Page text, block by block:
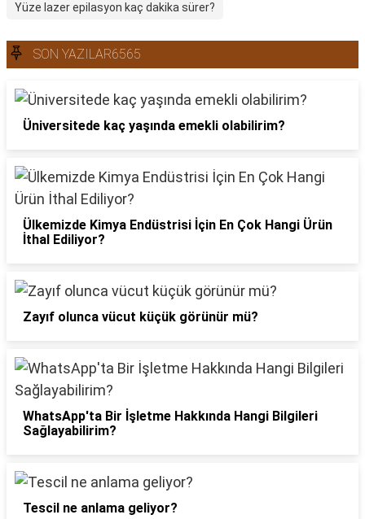
Yüze lazer epilasyon kaç dakika sürer?
SON YAZILAR6565
Üniversitede kaç yaşında emekli olabilirim?
Ülkemizde Kimya Endüstrisi İçin En Çok Hangi Ürün
İthal Ediliyor?
Zayıf olunca vücut küçük görünür mü?
WhatsApp'ta Bir İşletme Hakkında Hangi Bilgileri
Sağlayabilirim?
Tescil ne anlama geliyor?